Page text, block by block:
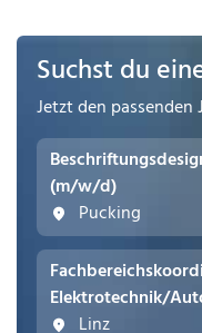
Suchst du
Jetzt den
(m/w/d)
Pucking
Elektrotechnik/
Linz